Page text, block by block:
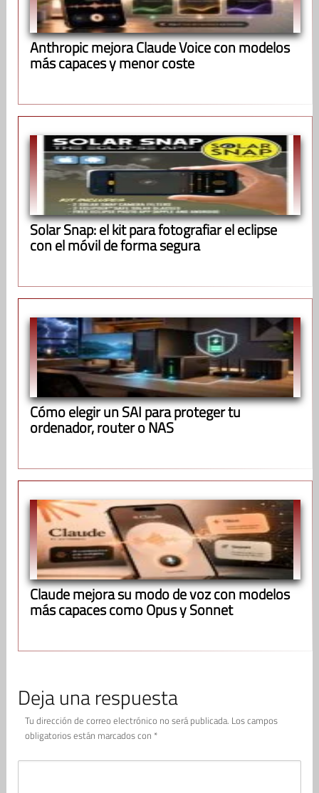
Anthropic mejora Claude Voice con modelos
más capaces y menor coste
Solar Snap: el kit para fotografiar el eclipse
con el móvil de forma segura
Cómo elegir un SAI para proteger tu
ordenador, router o NAS
Claude mejora su modo de voz con modelos
más capaces como Opus y Sonnet
Deja una respuesta
Tu dirección de correo electrónico no será publicada. Los campos
obligatorios están marcados con *